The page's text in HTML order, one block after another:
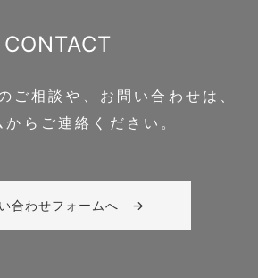
CONTACT
相談や、お問い合わせは、
からご連絡ください。
合わせフォームへ →